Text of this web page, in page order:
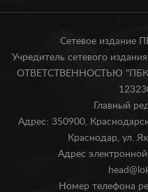
Сетевое издание
Учредитель сетевого
ОТВЕТСТВЕННОСТЬЮ
Главный
Адрес: 350900,
Краснодар, ул.
Адрес
Номер телефона